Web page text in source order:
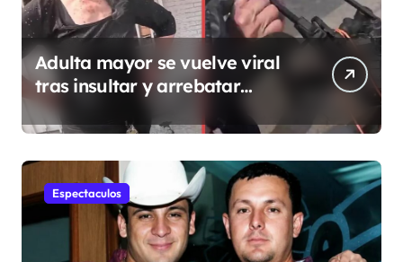
Adulta mayor se vuelve viral
tras insultar y arrebatar
celular a repartidor
Espectaculos